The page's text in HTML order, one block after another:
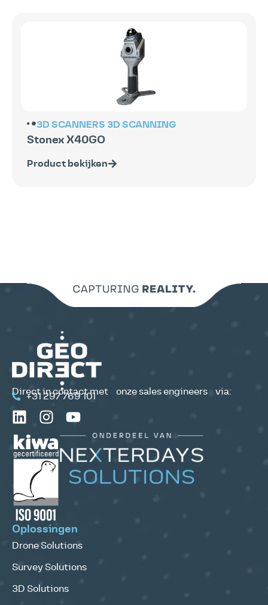
3D SCANNERS 3D SCANNING
Stonex X40GO
Product bekijken
Direct in contact met onze sales engineers via:
+31 297 769 101
Oplossingen
Drone Solutions
Survey Solutions
3D Solutions